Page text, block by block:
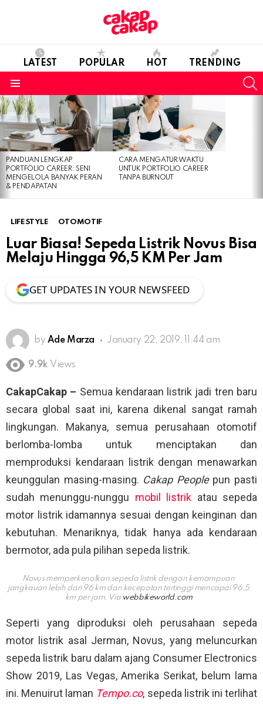
LATEST POPULAR HOT TRENDING
LATEST
STORIES
PANDUAN LENGKAP
PORTFOLIO CAREER: SENI
MENGELOLA BANYAK PERAN
& PENDAPATAN
CARA MENGATUR WAKTU
UNTUK PORTFOLIO CAREER
TANPA BURNOUT
LIFESTYLE OTOMOTIF
Luar Biasa! Sepeda Listrik Novus Bisa
Melaju Hingga 96,5 KM Per Jam
GET UPDATES IN YOUR NEWSFEED
by Ade Marza January 22, 2019, 11:44 am
9.9k Views
CakapCakap – Semua kendaraan listrik jadi tren baru
secara global saat ini, karena dikenal sangat ramah
lingkungan. Makanya, semua perusahaan otomotif
berlomba-lomba untuk menciptakan dan
memproduksi kendaraan listrik dengan menawarkan
keunggulan masing-masing. Cakap Peoplepun pasti
sudah menunggu-nunggu mobil listrik atau sepeda
motor listrik idamannya sesuai dengan keinginan dan
kebutuhan. Menariknya, tidak hanya ada kendaraan
bermotor, ada pula pilihan sepeda listrik.
Novus memperkenalkan sepeda listrik dengan kemampuan
jangkauan lebih dari 96 km dan kecepatan tertinggi mencapai 96,5
km per jam. Via webbikeworld.com
Seperti yang diproduksi oleh perusahaan sepeda
motor listrik asal Jerman, Novus, yang meluncurkan
sepeda listrik baru dalam ajang Consumer Electronics
Show 2019, Las Vegas, Amerika Serikat, belum lama
ini. Menuirut laman Tempo.co, sepeda listrik ini terlihat